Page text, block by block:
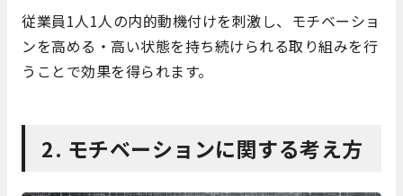
従業員1人1人の内的動機付けを刺激し、モチベーショ
ンを高める・高い状態を持ち続けられる取り組みを行
うことで効果を得られます。
2. モチベーションに関する考え方